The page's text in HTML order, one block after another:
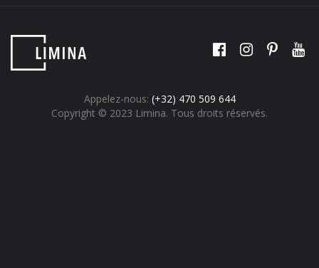
Facebook
Instagram
Appelez-nous: (+32) 470 509 644
Copyright © 2023 Limina. Tous droits réservés.